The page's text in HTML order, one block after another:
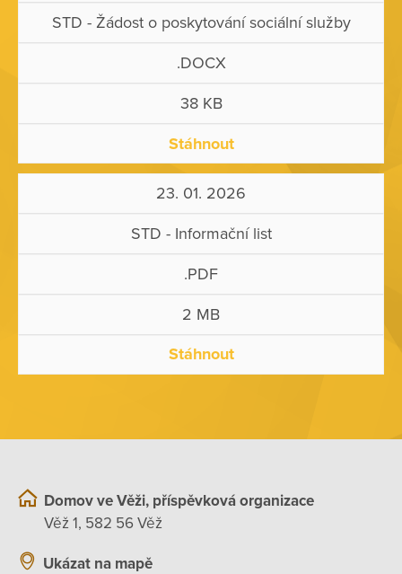
STD - Žádost o poskytování sociální služby
.DOCX
38 KB
Stáhnout
23. 01. 2026
STD - Informační list
.PDF
2 MB
Stáhnout
Domov ve Věži, příspěvková organizace
Věž 1, 582 56 Věž
Ukázat na mapě